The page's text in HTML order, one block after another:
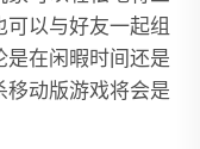
以与好友一起组
是在闲暇时间还是
移动版游戏将会是